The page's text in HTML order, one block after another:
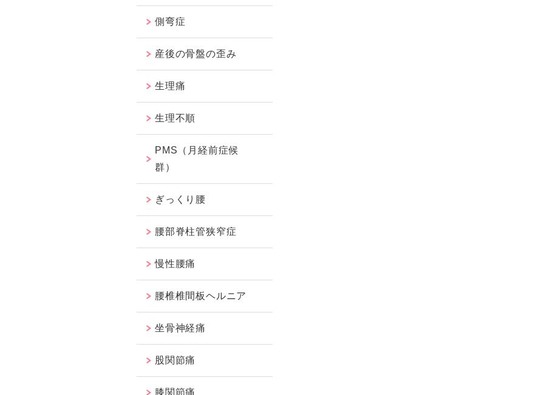
側弯症
産後の骨盤の歪み
生理痛
生理不順
PMS（月経前症候
群）
ぎっくり腰
腰部脊柱管狭窄症
慢性腰痛
腰椎椎間板ヘルニア
坐骨神経痛
股関節痛
膝関節痛